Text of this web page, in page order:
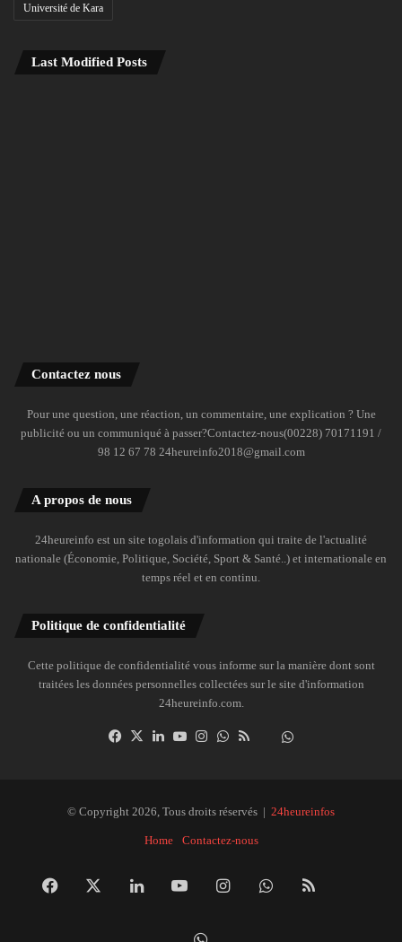
Université de Kara
Last Modified Posts
Contactez nous
Pour une question, une réaction, un commentaire, une explication ? Une
publicité ou un communiqué à passer?Contactez-nous(00228) 70171191 /
98 12 67 78 24heureinfo2018@gmail.com
A propos de nous
24heureinfo est un site togolais d'information qui traite de l'actualité
nationale (Économie, Politique, Société, Sport & Santé..) et internationale en
temps réel et en continu.
Politique de confidentialité
Cette politique de confidentialité vous informe sur la manière dont sont
traitées les données personnelles collectées sur le site d'information
24heureinfo.com.
Facebook
X LinkedinYouTubeInstagramWhatsAppDailymotion
© Copyright 2026, Tous droits réservés | 24heureinfos
Home Contactez-nous
Facebook LinkedinYouTubeInstagramWhatsApp
RSS